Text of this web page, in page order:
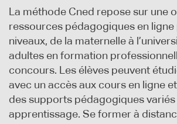
La méthode Cned repose sur une
ressources pédagogiques en
niveaux, de la maternelle à
adultes en formation
concours. Les élèves peuvent
avec un accès aux cours en ligne
des supports pédagogiques
apprentissage. Se former à